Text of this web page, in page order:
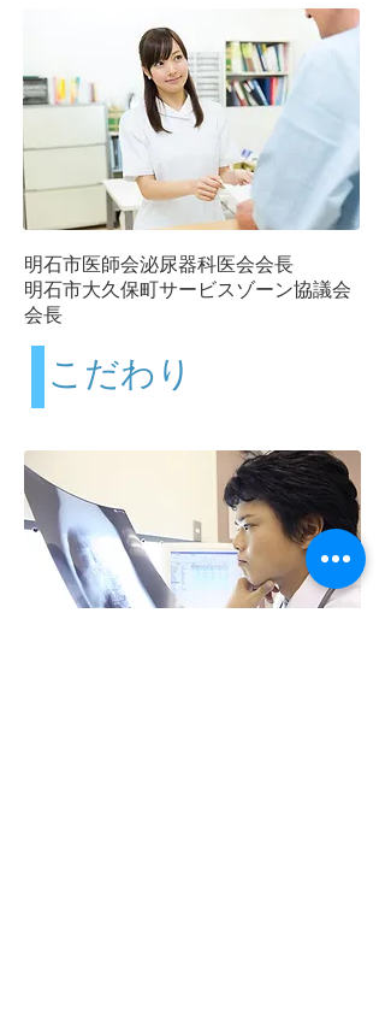
明石市医師会泌尿器科医会会長
​明石市大久保町サービスゾーン協議会
会長
​こだわり